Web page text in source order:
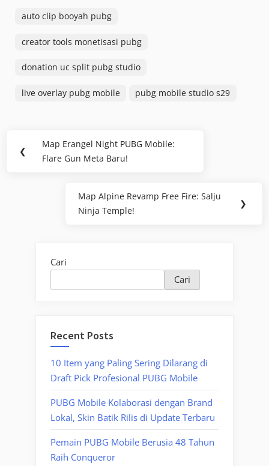
auto clip booyah pubg
creator tools monetisasi pubg
donation uc split pubg studio
live overlay pubg mobile pubg mobile studio s29
Navigasi
pos
❮
Previous
Post:
Map Erangel Night PUBG Mobile:
Flare Gun Meta Baru!
Next
Post:
Map Alpine Revamp Free Fire: Salju
Ninja Temple!
❯
Cari
Cari
Recent Posts
10 Item yang Paling Sering Dilarang di
Draft Pick Profesional PUBG Mobile
PUBG Mobile Kolaborasi dengan Brand
Lokal, Skin Batik Rilis di Update Terbaru
Pemain PUBG Mobile Berusia 48 Tahun
Raih Conqueror